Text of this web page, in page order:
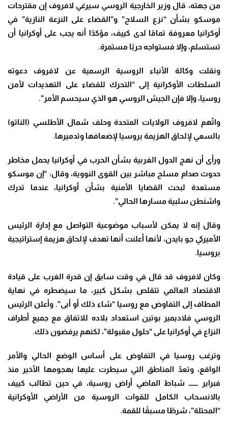
من جهته، قال وزير الخارجية الروسي سيرغي لافروف إن مقترحات
موسكو بشأن “نزع السلاح” و”القضاء على النزعة النازية” في
أوكرانيا معروفة تمامًا لدى كييف، مؤكدًا أنه يجب على أوكرانيا أن
تستسلم، وإلا فستواجه حربًا مستمرة.
ونقلت وكالة الأنباء الروسية الرسمية عن لافروف دعوته
السلطات الأوكرانية إلى “التحرك للقضاء على التهديدات لأمن
روسيا، وإلا فإن الجيش الروسي هو الذي سيحسم الأمر”.
واتّهم لافروف الولايات المتحدة وحلف شمال الأطلسي (الناتو)
بالسعي لإلحاق الهزيمة بروسيا لإضعافها وتدميرها.
ورأى أن نهج الدول الغربية بشأن الحرب في أوكرانيا يحمل مخاطر
حدوث صدام مسلح مباشر بين القوى النووية، وقال: “إن موسكو
مستعدة لبحث القضايا الأمنية بشأن أوكرانيا، عندما تدرك
واشنطن سلبية مسارها الحالي”.
وقال إنه لا يمكن لأسباب موضوعية التواصل مع إدارة الرئيس
الأميركي جو بايدن، لأنها أعلنت أنها تهدف لإلحاق هزيمة إستراتيجية
بروسيا.
وكان لافروف قد قال في وقت سابق إن قدرة الغرب على قيادة
الاقتصاد العالمي تتقلص بشكل كبير، ما سيضطره في نهاية
المطاف إلى التفاوض مع روسيا “شاء ذلك أو أبى”. وأعلن الرئيس
الروسي فلاديمير بوتين استعداد بلاده للاتفاق مع جميع أطراف
النزاع في أوكرانيا على “حلول مقبولة”، لكنهم يرفضون ذلك.
وترغب روسيا في التفاوض على أساس الوضع الحالي والأمر
الواقع، وتعدّ المناطق التي سيطرت عليها بهجومها الأخير منذ
فبراير ــــــ شباط الماضي أراض روسية، في حين تطالب كييف
بالانسحاب الكامل للقوات الروسية من الأراضي الأوكرانية
“المحتلة”، شرطًا مسبقًا للقمة.